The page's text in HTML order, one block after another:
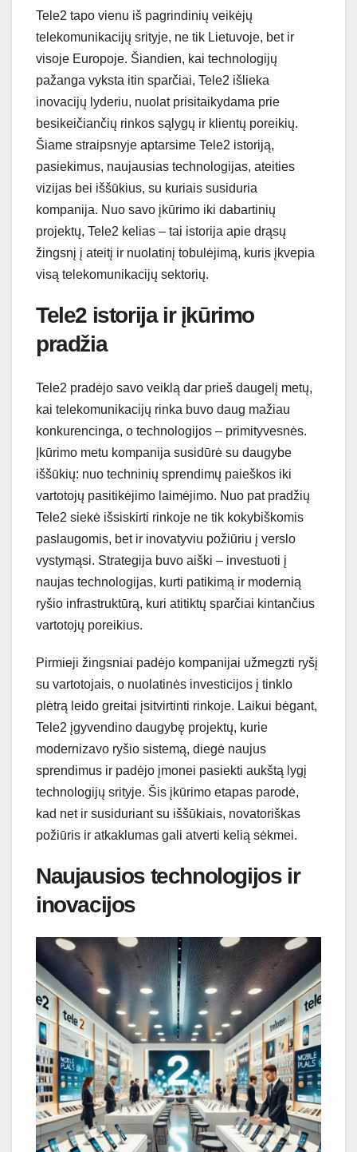
Tele2 tapo vienu iš pagrindinių veikėjų
telekomunikacijų srityje, ne tik Lietuvoje, bet ir
visoje Europoje. Šiandien, kai technologijų
pažanga vyksta itin sparčiai, Tele2 išlieka
inovacijų lyderiu, nuolat prisitaikydama prie
besikeičiančių rinkos sąlygų ir klientų poreikių.
Šiame straipsnyje aptarsime Tele2 istoriją,
pasiekimus, naujausias technologijas, ateities
vizijas bei iššūkius, su kuriais susiduria
kompanija. Nuo savo įkūrimo iki dabartinių
projektų, Tele2 kelias – tai istorija apie drąsų
žingsnį į ateitį ir nuolatinį tobulėjimą, kuris įkvepia
visą telekomunikacijų sektorių.
Tele2 istorija ir įkūrimo
pradžia
Tele2 pradėjo savo veiklą dar prieš daugelį metų,
kai telekomunikacijų rinka buvo daug mažiau
konkurencinga, o technologijos – primityvesnės.
Įkūrimo metu kompanija susidūrė su daugybe
iššūkių: nuo techninių sprendimų paieškos iki
vartotojų pasitikėjimo laimėjimo. Nuo pat pradžių
Tele2 siekė išsiskirti rinkoje ne tik kokybiškomis
paslaugomis, bet ir inovatyviu požiūriu į verslo
vystymąsi. Strategija buvo aiški – investuoti į
naujas technologijas, kurti patikimą ir modernią
ryšio infrastruktūrą, kuri atitiktų sparčiai kintančius
vartotojų poreikius.
Pirmieji žingsniai padėjo kompanijai užmegzti ryšį
su vartotojais, o nuolatinės investicijos į tinklo
plėtrą leido greitai įsitvirtinti rinkoje. Laikui bėgant,
Tele2 įgyvendino daugybę projektų, kurie
modernizavo ryšio sistemą, diegė naujus
sprendimus ir padėjo įmonei pasiekti aukštą lygį
technologijų srityje. Šis įkūrimo etapas parodė,
kad net ir susiduriant su iššūkiais, novatoriškas
požiūris ir atkaklumas gali atverti kelią sėkmei.
Naujausios technologijos ir
inovacijos